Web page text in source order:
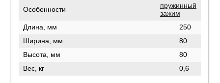
Особенности
пружинный
зажим
Длина, мм
250
Ширина, мм
80
Высота, мм
80
Вес, кг
0,6